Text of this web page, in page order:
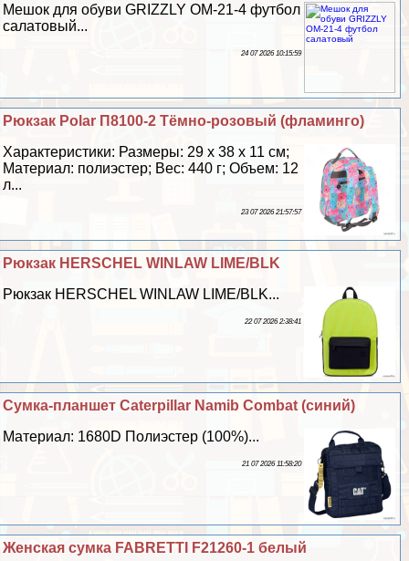
Мешок для обуви GRIZZLY OM-21-4 футбол
салатовый...
24 07 2026 10:15:59
Рюкзак Polar П8100-2 Тёмно-розовый (фламинго)
Хаpaктеристики: Размеры: 29 х 38 х 11 см;
Материал: полиэстер; Вес: 440 г; Объем: 12
л...
23 07 2026 21:57:57
Рюкзак HERSCHEL WINLAW LIME/BLK
Рюкзак HERSCHEL WINLAW LIME/BLK...
22 07 2026 2:38:41
Сумка-планшет Caterpillar Namib Combat (синий)
Материал: 1680D Полиэстер (100%)...
21 07 2026 11:58:20
Женская сумка FABRETTI F21260-1 белый